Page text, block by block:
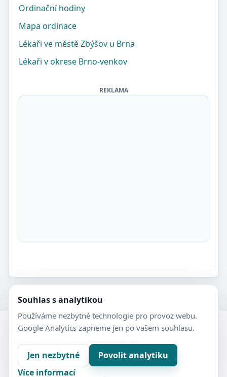
Ordinační hodiny
Mapa ordinace
Lékaři ve městě Zbýšov u Brna
Lékaři v okrese Brno-venkov
REKLAMA
Zubní-lékaři.cz
Veřejný adresář zubních ordinací.
Kontakt
Nastavení soukromí
Souhlas s analytikou
Používáme nezbytné technologie pro provoz webu.
Google Analytics zapneme jen po vašem souhlasu.
Jen nezbytné
Povolit analytiku
Více informací